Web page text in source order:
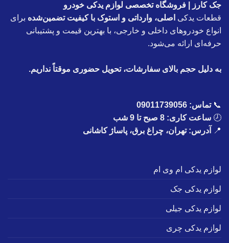
جک کارز | فروشگاه تخصصی لوازم یدکی خودرو
قطعات یدکی اصلی، وارداتی و استوک با کیفیت تضمین‌شده برای
انواع خودروهای داخلی و خارجی، با بهترین قیمت و پشتیبانی
حرفه‌ای ارائه می‌شود.
به دلیل حجم بالای سفارشات، تحویل حضوری موقتاً نداریم.
📞تماس: 09011739056
🕗 ساعت کاری: 8 صبح تا 9 شب
📍
آدرس: تهران، چراغ برق، پاساژ کاشانی
لوازم یدکی ام وی ام
لوازم یدکی جک
لوازم یدکی جیلی
لوازم یدکی چری